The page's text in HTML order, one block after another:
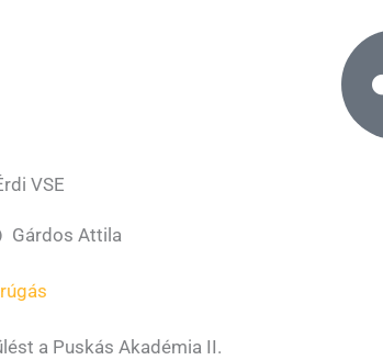
VSE
Gárdos Attila
a Puskás Akadémia II.